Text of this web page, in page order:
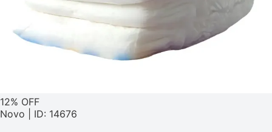
12% OFF
Novo | ID: 14676